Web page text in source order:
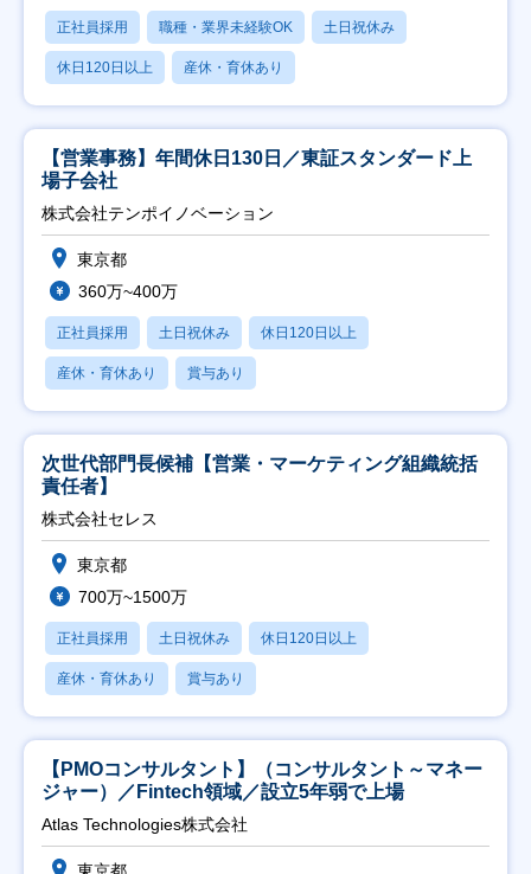
正社員採用 職種・業界未経験OK 土日祝休み
休日120日以上 産休・育休あり
【営業事務】年間休日130日／東証スタンダード上
場子会社
株式会社テンポイノベーション
東京都
360万~400万
正社員採用 土日祝休み 休日120日以上
産休・育休あり 賞与あり
次世代部門長候補【営業・マーケティング組織統括
責任者】
株式会社セレス
東京都
700万~1500万
正社員採用 土日祝休み 休日120日以上
産休・育休あり 賞与あり
【PMOコンサルタント】（コンサルタント～マネー
ジャー）／Fintech領域／設立5年弱で上場
Atlas Technologies株式会社
東京都